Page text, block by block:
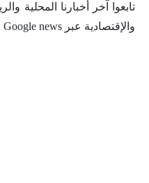
تابعوا آخر أخبارنا المحلية
والإقتصادية عبر Google news